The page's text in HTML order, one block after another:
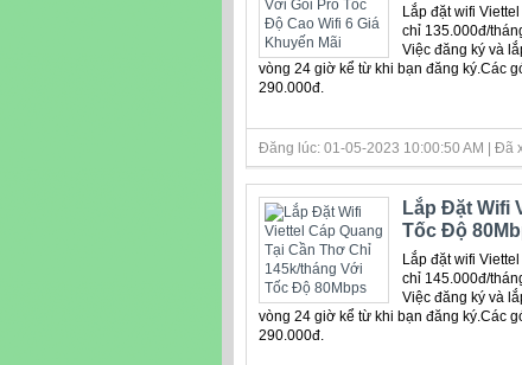
Lắp đặt wifi
chỉ 135.000đ/
Việc đăng ký và
vòng 24 giờ kể từ khi bạn đăng ký.Các
290.000đ.
Đăng lúc: 01-05-2023 10:00:50 AM | Đã
Lắp Đặt Wifi
Tốc Độ
Lắp đặt wifi
chỉ 145.000đ/
Việc đăng ký và
vòng 24 giờ kể từ khi bạn đăng ký.Các
290.000đ.